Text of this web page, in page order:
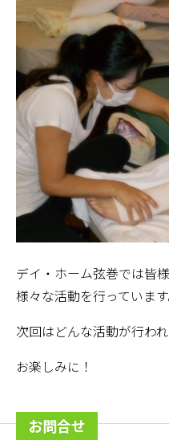
デイ・ホーム弦巻では皆
様々な活動を行っています
次回はどんな活動が行わ
お楽しみに！
お問合せ